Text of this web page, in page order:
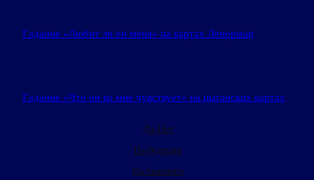
Гадание «Любит ли он меня» на картах Ленорман
Гадание «Что он ко мне чувствует» на цыганских картах
Да-Нет
На будущее
На бывшего